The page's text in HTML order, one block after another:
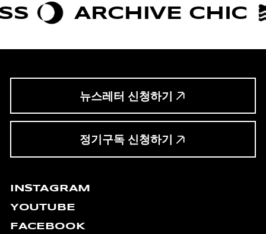
ARCHIVE CHIC
뉴스레터 신청하기
정기구독 신청하기
INSTAGRAM
YOUTUBE
FACEBOOK